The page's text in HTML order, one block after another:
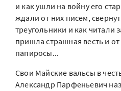
и как ушли на войну его
ждали от них писем,
треугольники и как читали
пришла страшная весть и
папиросы...
Свои Майские вальсы в
Александр Парфеньевич